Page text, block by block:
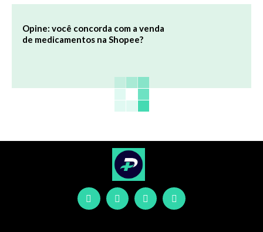
Opine: você concorda com a venda
de medicamentos na Shopee?